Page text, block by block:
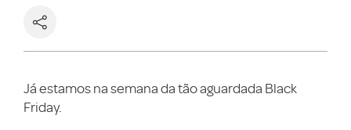
Já estamos na semana da tão aguardada Black
Friday.